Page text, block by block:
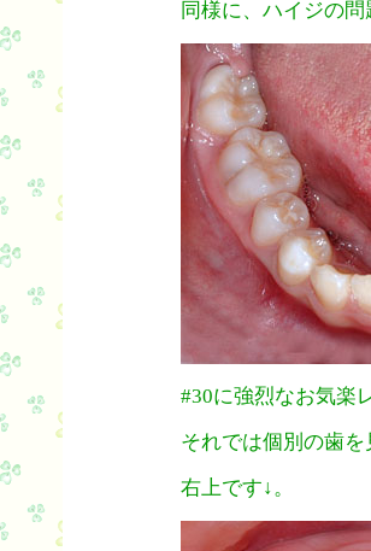
同様に、ハイジの
#30に強烈なお気楽
それでは個別の歯
右上です↓。